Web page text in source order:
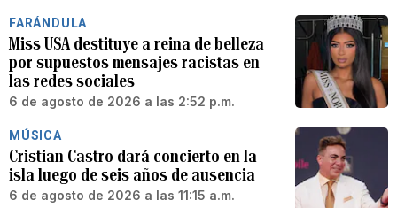
FARÁNDULA
Miss USA destituye a reina de belleza
por supuestos mensajes racistas en
las redes sociales
6 de agosto de 2026 a las 2:52 p.m.
MÚSICA
Cristian Castro dará concierto en la
isla luego de seis años de ausencia
6 de agosto de 2026 a las 11:15 a.m.